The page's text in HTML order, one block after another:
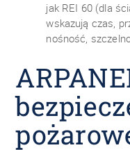
jak REI 60 (dla
wskazują czas,
nośność,